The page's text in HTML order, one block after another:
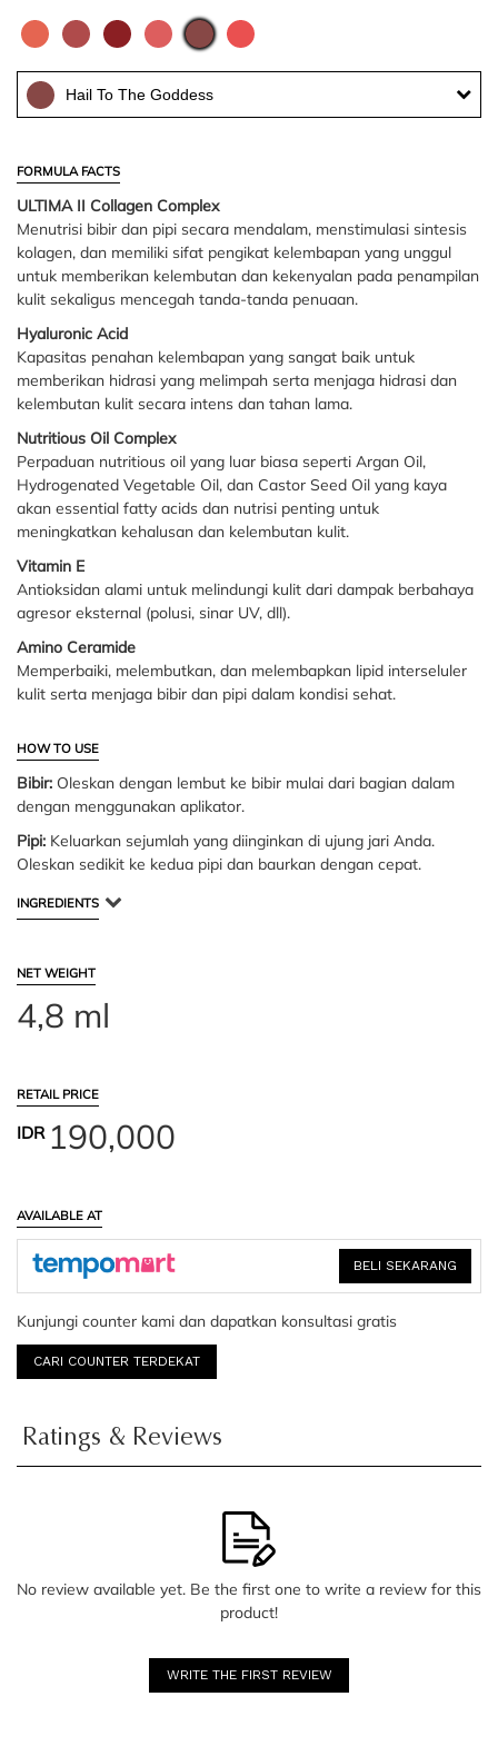
Hail To The Goddess
FORMULA FACTS
ULTIMA II Collagen Complex
Menutrisi bibir dan pipi secara mendalam, menstimulasi sintesis
kolagen, dan memiliki sifat pengikat kelembapan yang unggul
untuk memberikan kelembutan dan kekenyalan pada penampilan
kulit sekaligus mencegah tanda-tanda penuaan.
Hyaluronic Acid
Kapasitas penahan kelembapan yang sangat baik untuk
memberikan hidrasi yang melimpah serta menjaga hidrasi dan
kelembutan kulit secara intens dan tahan lama.
Nutritious Oil Complex
Perpaduan nutritious oil yang luar biasa seperti Argan Oil,
Hydrogenated Vegetable Oil, dan Castor Seed Oil yang kaya
akan essential fatty acids dan nutrisi penting untuk
meningkatkan kehalusan dan kelembutan kulit.
Vitamin E
Antioksidan alami untuk melindungi kulit dari dampak berbahaya
agresor eksternal (polusi, sinar UV, dll).
Amino Ceramide
Memperbaiki, melembutkan, dan melembapkan lipid interseluler
kulit serta menjaga bibir dan pipi dalam kondisi sehat.
HOW TO USE
Bibir: Oleskan dengan lembut ke bibir mulai dari bagian dalam
dengan menggunakan aplikator.
Pipi: Keluarkan sejumlah yang diinginkan di ujung jari Anda.
Oleskan sedikit ke kedua pipi dan baurkan dengan cepat.
INGREDIENTS
NET WEIGHT
4,8 ml
RETAIL PRICE
IDR190,000
AVAILABLE AT
BELI SEKARANG
Kunjungi counter kami dan dapatkan konsultasi gratis
CARI COUNTER TERDEKAT
Ratings & Reviews
No review available yet. Be the first one to write a review for this
product!
WRITE THE FIRST REVIEW